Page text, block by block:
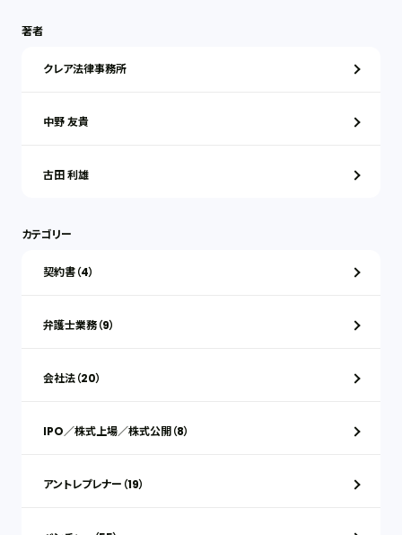
著者
クレア法律事務所
中野 友貴
古田 利雄
カテゴリー
契約書（4）
弁護士業務（9）
会社法（20）
IPO／株式上場／株式公開（8）
アントレプレナー（19）